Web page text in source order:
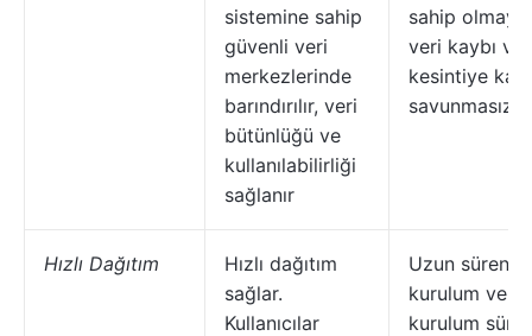
sistemine sahip
güvenli veri
merkezlerinde
barındırılır, veri
bütünlüğü ve
kullanılabilirliği
sağlanır
sahip
veri kaybı ve
kesintiye
Hızlı Dağıtım
Hızlı dağıtım
sağlar.
Kullanıcılar
Uzun süren
kurulum ve
kurulum